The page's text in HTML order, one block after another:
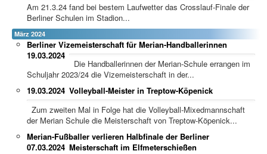
Am 21.3.24 fand bei bestem Laufwetter das Crosslauf-Finale der
Berliner Schulen im Stadion...
März 2024
Berliner Vizemeisterschaft für Merian-Handballerinnen
19.03.2024
Die Handballerinnen der Merian-Schule errangen im
Schuljahr 2023/24 die Vizemeisterschaft in der...
Volleyball-Meister in Treptow-Köpenick
19.03.2024
Zum zweiten Mal in Folge hat die Volleyball-Mixedmannschaft
der Merian Schule die Meisterschaft von Treptow-Köpenick...
Merian-Fußballer verlieren Halbfinale der Berliner
Meisterschaft im Elfmeterschießen
07.03.2024